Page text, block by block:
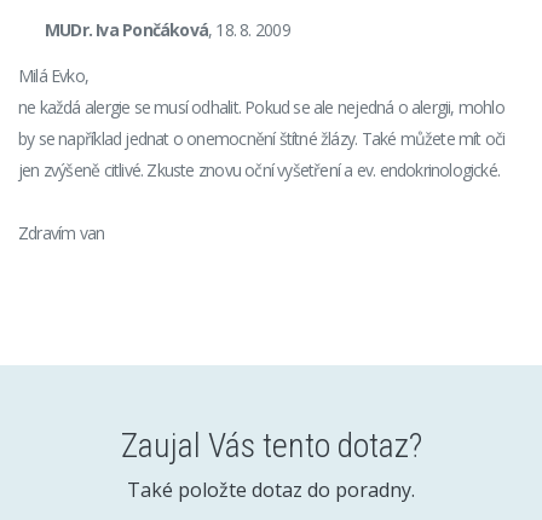
MUDr. Iva Pončáková, 18. 8. 2009
Milá Evko,
ne každá alergie se musí odhalit. Pokud se ale nejedná o alergii, mohlo
by se například jednat o onemocnění štítné žlázy. Také můžete mít oči
jen zvýšeně citlivé. Zkuste znovu oční vyšetření a ev. endokrinologické.
Zdravím van
Zaujal Vás tento dotaz?
Také položte dotaz do poradny.